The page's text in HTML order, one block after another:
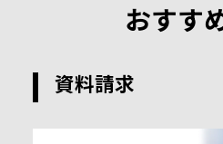
おすす
資料請求